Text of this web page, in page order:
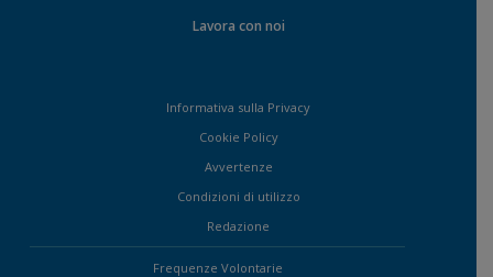
Lavora con noi
Informativa sulla Privacy
Cookie Policy
Avvertenze
Condizioni di utilizzo
Redazione
Frequenze Volontarie